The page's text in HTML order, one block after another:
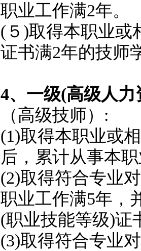
职业工作满2年。
(５)取得本职业或
证书满2年的技师
4、一级(高级人
（高级技师）:
(1)取得本职业或
后，累计从事本
(2)取得符合专业
职业工作满5年，
(职业技能等级)证
(3)取得符合专业